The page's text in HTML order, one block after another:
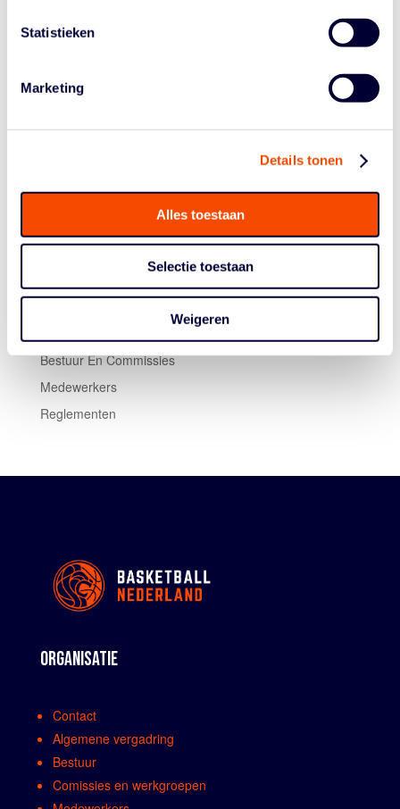
Statistieken
Marketing
Details tonen
Alles toestaan
Selectie toestaan
Weigeren
“We kunnen allemaal, binnen onze eigen mogelijkheden
“We zijn het aan onze sport, aan al die toegewijde
trainers/coaches, arbiters en sporters verplicht, om een
Bestuur En Commissies
Medewerkers
Reglementen
ORGANISATIE
Contact
Algemene vergadring
Bestuur
Comissies en werkgroepen